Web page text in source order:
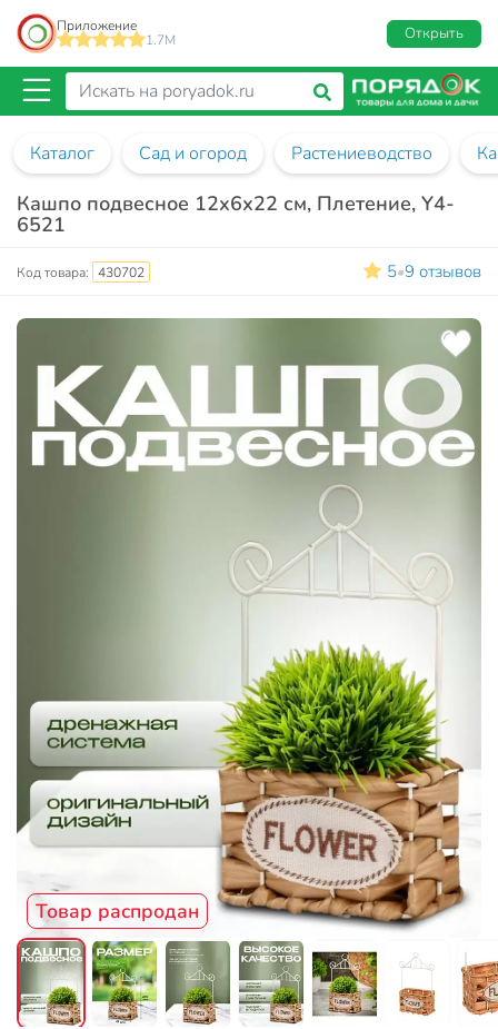
Приложение
1.7M
Открыть
Каталог Сад и огород Растениеводство
Кашпо подвесное 12х6х22 см, Плетение, Y4-
6521
Код товара: 430702 5•9 отзывов
Товар распродан